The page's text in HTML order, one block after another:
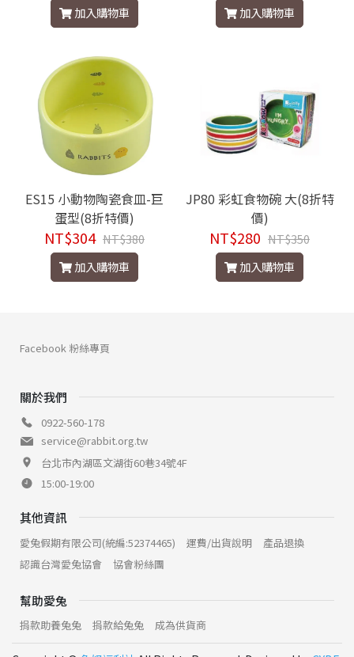
加入購物車
加入購物車
ES15 小動物陶瓷食皿-巨
蛋型(8折特價)
NT$304 NT$380
加入購物車
JP80 彩虹食物碗 大(8折特
價)
NT$280 NT$350
加入購物車
關於我們
0922-560-178
service@rabbit.org.tw
台北市內湖區文湖街60巷34號4F
15:00-19:00
其他資訊
愛兔假期有限公司(統編:52374465) 運費/出貨說明
產品退換
認識台灣愛兔協會
協會粉絲團
幫助愛兔
捐款助養兔兔 捐款給兔兔 成為供貨商
Facebook 粉絲專頁